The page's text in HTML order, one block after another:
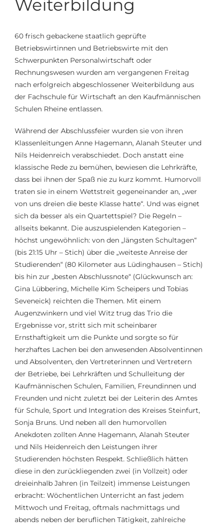
Weiterbildung
60 frisch gebackene staatlich geprüfte
Betriebswirtinnen und Betriebswirte mit den
Schwerpunkten Personalwirtschaft oder
Rechnungswesen wurden am vergangenen Freitag
nach erfolgreich abgeschlossener Weiterbildung aus
der Fachschule für Wirtschaft an den Kaufmännischen
Schulen Rheine entlassen.
Während der Abschlussfeier wurden sie von ihren
Klassenleitungen Anne Hagemann, Alanah Steuter und
Nils Heidenreich verabschiedet. Doch anstatt eine
klassische Rede zu bemühen, bewiesen die Lehrkräfte,
dass bei ihnen der Spaß nie zu kurz kommt. Humorvoll
traten sie in einem Wettstreit gegeneinander an, „wer
von uns dreien die beste Klasse hatte“. Und was eignet
sich da besser als ein Quartettspiel? Die Regeln –
allseits bekannt. Die auszuspielenden Kategorien –
höchst ungewöhnlich: von den „längsten Schultagen“
(bis 21:15 Uhr – Stich) über die „weiteste Anreise der
Studierenden“ (80 Kilometer aus Lüdinghausen – Stich)
bis hin zur „besten Abschlussnote“ (Glückwunsch an:
Gina Lübbering, Michelle Kim Scheipers und Tobias
Seveneick) reichten die Themen. Mit einem
Augenzwinkern und viel Witz trug das Trio die
Ergebnisse vor, stritt sich mit scheinbarer
Ernsthaftigkeit um die Punkte und sorgte so für
herzhaftes Lachen bei den anwesenden Absolventinnen
und Absolventen, den Vertreterinnen und Vertretern
der Betriebe, bei Lehrkräften und Schulleitung der
Kaufmännischen Schulen, Familien, Freundinnen und
Freunden und nicht zuletzt bei der Leiterin des Amtes
für Schule, Sport und Integration des Kreises Steinfurt,
Sonja Bruns. Und neben all den humorvollen
Anekdoten zollten Anne Hagemann, Alanah Steuter
und Nils Heidenreich den Leistungen ihrer
Studierenden höchsten Respekt. Schließlich hätten
diese in den zurückliegenden zwei (in Vollzeit) oder
dreieinhalb Jahren (in Teilzeit) immense Leistungen
erbracht: Wöchentlichen Unterricht an fast jedem
Mittwoch und Freitag, oftmals nachmittags und
abends neben der beruflichen Tätigkeit, zahlreiche